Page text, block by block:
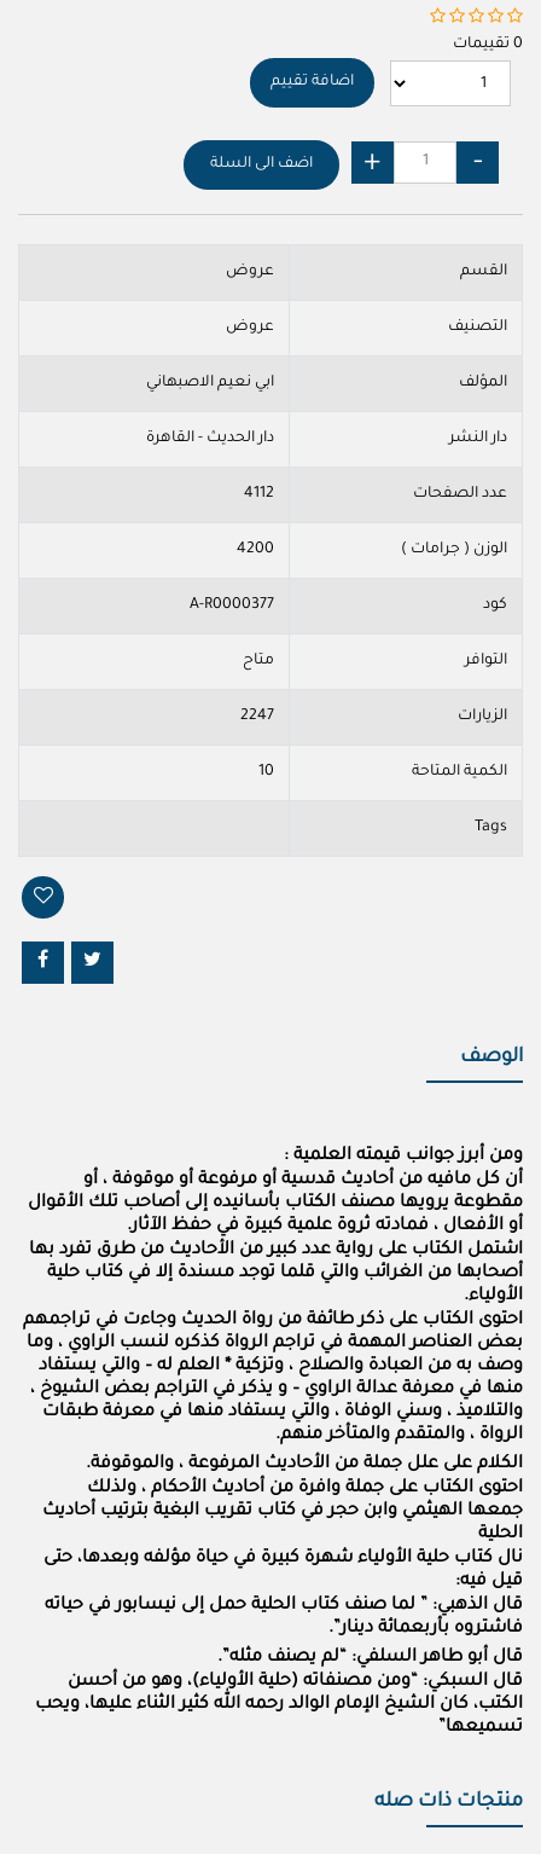
0 تقييمات
اضافة تقييم
اضف الى السلة
القسم عروض
التصنيف عروض
المؤلف ابي نعيم الاصبهاني
دار النشر دار الحديث - القاهرة
عدد الصفحات 4112
الوزن ( جرامات ) 4200
كود A-R0000377
التوافر متاح
الزيارات 2247
الكمية المتاحة 10
Tags
الوصف
ومن أبرز جوانب قيمته العلمية :
أن كل مافيه من أحاديث قدسية أو مرفوعة أو موقوفة ، أو
مقطوعة يرويها مصنف الكتاب بأسانيده إلى أصاحب تلك الأقوال
أو الأفعال ، فمادته ثروة علمية كبيرة في حفظ الآثار.
اشتمل الكتاب على رواية عدد كبير من الأحاديث من طرق تفرد بها
أصحابها من الغرائب والتي قلما توجد مسندة إلا في كتاب حلية
الأولياء.
احتوى الكتاب على ذكر طائفة من رواة الحديث وجاءت في تراجمهم
بعض العناصر المهمة في تراجم الرواة كذكره لنسب الراوي ، وما
وصف به من العبادة والصلاح ، وتزكية * العلم له – والتي يستفاد
منها في معرفة عدالة الراوي – و يذكر في التراجم بعض الشيوخ ،
والتلاميذ ، وسني الوفاة ، والتي يستفاد منها في معرفة طبقات
الرواة ، والمتقدم والمتأخر منهم.
الكلام على علل جملة من الأحاديث المرفوعة ، والموقوفة.
احتوى الكتاب على جملة وافرة من أحاديث الأحكام ، ولذلك
جمعها الهيثمي وابن حجر في كتاب تقريب البغية بترتيب أحاديث
الحلية
نال كتاب حلية الأولياء شهرة كبيرة في حياة مؤلفه وبعدها، حتى
قيل فيه:
قال الذهبي: ” لما صنف كتاب الحلية حمل إلى نيسابور في حياته
فاشتروه بأربعمائة دينار”.
قال أبو طاهر السلفي: “لم يصنف مثله”.
قال السبكي: “ومن مصنفاته (حلية الأولياء)، وهو من أحسن
الكتب، كان الشيخ الإمام الوالد رحمه الله كثير الثناء عليها، ويحب
تسميعها”
منتجات ذات صله